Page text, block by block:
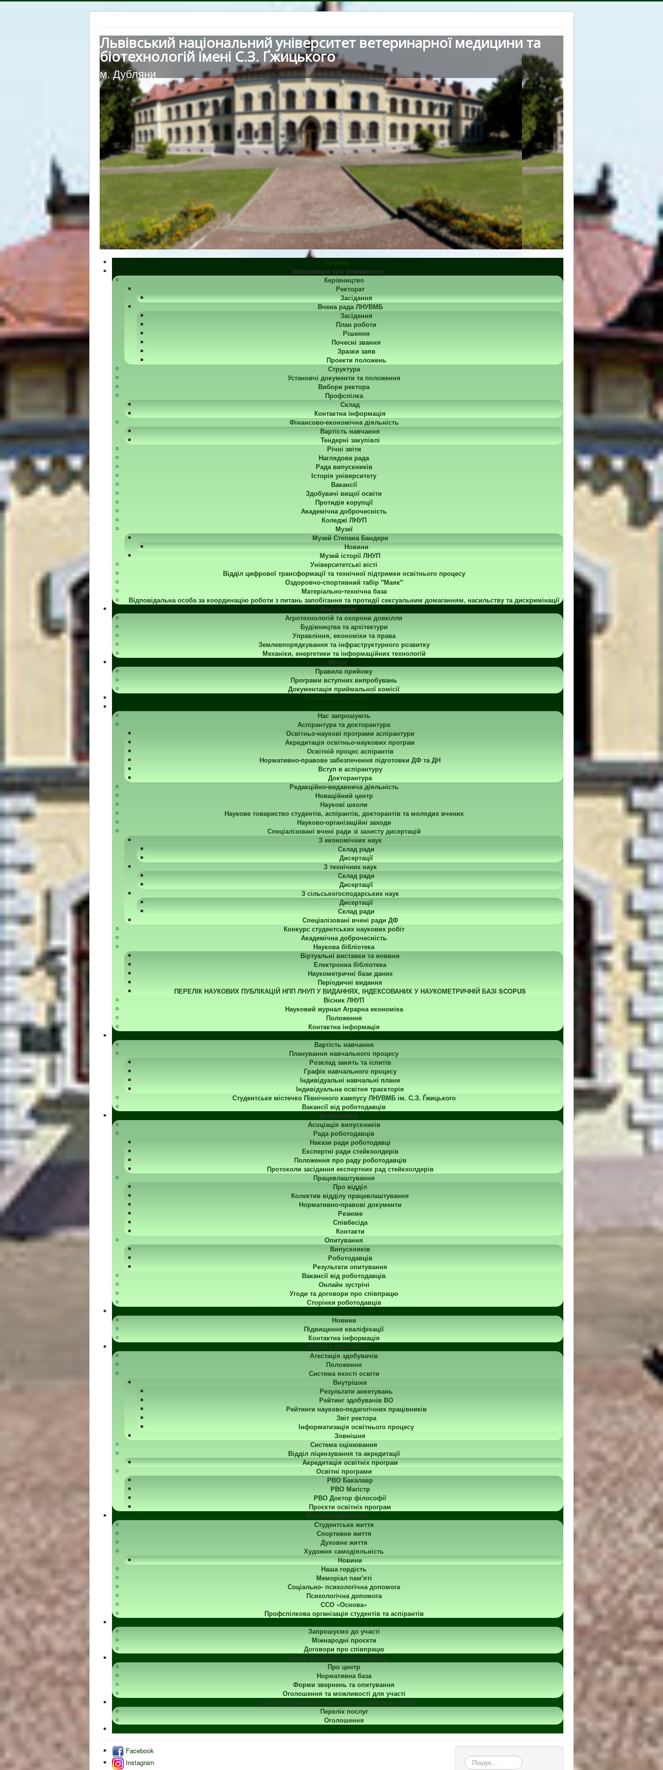
Львівський національний університет ветеринарної медицини та
біотехнологій імені С.З. Ґжицького
м. Дубляни
Інформація про університет
Керівництво
Ректорат
Засідання
Вчена рада ЛНУВМБ
Засідання
План роботи
Рішення
Почесні звання
Зразки заяв
Проекти положень
Структура
Установчі документи та положення
Вибори ректора
Профспілка
Склад
Контактна інформація
Фінансово-економічна діяльність
Вартість навчання
Тендерні закупівлі
Річні звіти
Наглядова рада
Рада випускників
Історія університету
Вакансії
Здобувачі вищої освіти
Протидія корупції
Академічна доброчесність
Коледжі ЛНУП
Музеї
Музей Степана Бандери
Новини
Музей історії ЛНУП
Університетські вісті
Відділ цифрової трансформації та технічної підтримки освітнього процесу
Оздоровчо-спортивний табір "Маяк"
Матеріально-технічна база
Відповідальна особа за координацію роботи з питань запобігання та протидії сексуальним домаганням, насильству та дискримінації
Факультети
Агротехнологій та охорони довкілля
Будівництва та архітектури
Управління, економіки та права
Землевпорядкування та інфраструктурного розвитку
Механіки, енергетики та інформаційних технологій
Вступ
Правила прийому
Програми вступних випробувань
Документація приймальної комісії
Нас запрошують
Аспірантура та докторантура
Освітньо-наукові програми аспірантури
Акредитація освітньо-наукових програм
Освітній процес аспірантів
Нормативно-правове забезпечення підготовки ДФ та ДН
Вступ в аспірантуру
Докторантура
Редакційно-видавнича діяльність
Новаційний центр
Наукові школи
Наукове товариство студентів, аспірантів, докторантів та молодих вчених
Науково-організаційні заходи
Спеціалізовані вчені ради зі захисту дисертацій
З економічних наук
Склад ради
Дисертації
З технічних наук
Склад ради
Дисертації
З сільськогосподарських наук
Дисертації
Склад ради
Спеціалізовані вчені ради ДФ
Конкурс студентських наукових робіт
Академічна доброчесність
Наукова бібліотека
Віртуальні виставки та новини
Електронна бібліотека
Наукометричні бази даних
Періодичні видання
ПЕРЕЛІК НАУКОВИХ ПУБЛІКАЦІЙ НПП ЛНУП У ВИДАННЯХ, ІНДЕКСОВАНИХ У НАУКОМЕТРИЧНІЙ БАЗІ SCOPUS
Вісник ЛНУП
Науковий журнал Аграрна економіка
Положення
Контактна інформація
Вартість навчання
Планування навчального процесу
Розклад занять та іспитів
Графік навчального процесу
Індивідуальні навчальні плани
Індивідуальна освітня траєкторія
Студентське містечко Північного кампусу ЛНУВМБ ім. С.З. Ґжицького
Вакансії від роботодавців
Випускнику
Асоціація випускників
Рада роботодавців
Накази ради роботодавці
Експертні ради стейкхолдерів
Положення про раду роботодавців
Протоколи засідання експертних рад стейкхолдерів
Працевлаштування
Про відділ
Колектив відділу працевлаштування
Нормативно-правові документи
Резюме
Співбесіда
Контакти
Опитування
Випускників
Роботодавців
Результати опитування
Вакансії від роботодавців
Онлайн зустрічі
Угоди та договори про співпрацю
Сторінки роботодавців
Новини
Підвищення кваліфікації
Контактна інформація
Освітня діяльність
Атестація здобувачів
Положення
Система якості освіти
Внутрішня
Результати анкетувань
Рейтинг здобувачів ВО
Рейтинги науково-педагогічних працівників
Звіт ректора
Інформатизація освітнього процесу
Зовнішня
Система оцінювання
Відділ ліцензування та акредитації
Акредитація освітніх програм
Освітні програми
РВО Бакалавр
РВО Магістр
РВО Доктор філософії
Проєкти освітніх програм
Виховна діяльність
Студентське життя
Спортивне життя
Духовне життя
Художня самодіяльність
Новини
Наша гордість
Меморіал пам'яті
Соціально- психологічна допомога
Психологічна допомога
ССО «Основа»
Профспілкова організація студентів та аспірантів
Запрошуємо до участі
Міжнародні проєкти
Договори про співпрацю
Центр ветеранського розвитку
Про центр
Нормативна база
Форми звернень та опитування
Оголошення та можливості для участі
Центр підтримки технологій та інновацій - TISC
Перелік послуг
Оголошення
Facebook
Instagram
пошук